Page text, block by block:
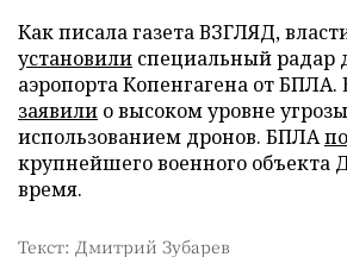
Как писала газета ВЗГЛЯД,
установили специальный радар
аэропорта Копенгагена от
заявили о высоком уровне
использованием дронов. БПЛА
крупнейшего военного объекта
время.
Текст: Дмитрий Зубарев